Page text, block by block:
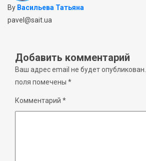
By Васильева Татьяна
pavel@sait.ua
Добавить комментарий
Ваш адрес email не будет опубликован.
поля помечены *
Комментарий *